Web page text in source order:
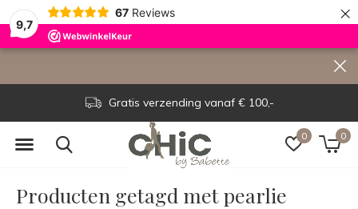
9,7
67 Reviews ×
0 0
Gratis verzending vanaf € 100,-
Producten getagd met pearlie